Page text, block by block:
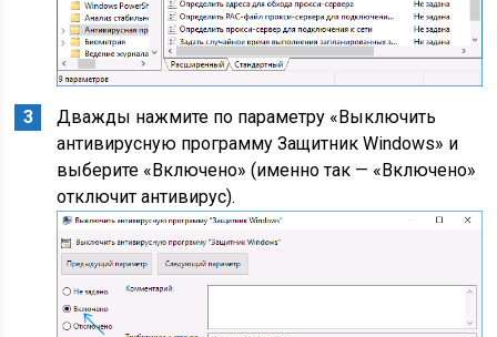
Дважды нажмите по параметру «Выключить
антивирусную программу Защитник Windows» и
выберите «Включено» (именно так — «Включено»
отключит антивирус).